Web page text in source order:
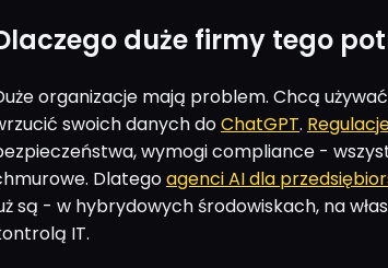
duże firmy tego
organizacje mają problem. Chcą
swoich danych doChatGPT.
wymogi compliance -
Dlategoagenci AI dla
są - w hybrydowych środowiskach, na
IT.